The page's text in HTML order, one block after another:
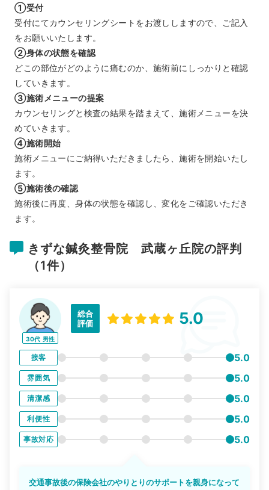
①受付
受付にてカウンセリングシートをお渡ししますので、ご記入
をお願いいたします。
②身体の状態を確認
どこの部位がどのように痛むのか、施術前にしっかりと確認
していきます。
③施術メニューの提案
カウンセリングと検査の結果を踏まえて、施術メニューを決
めていきます。
④施術開始
施術メニューにご納得いただきましたら、施術を開始いたし
ます。
⑤施術後の確認
施術後に再度、身体の状態を確認し、変化をご確認いただき
ます。
きずな鍼灸整骨院 武蔵ヶ丘院の評判
（1件）
30代 男性
総合
評価
5.0
接客 5.0
雰囲気 5.0
清潔感 5.0
利便性 5.0
事故対応 5.0
交通事故後の保険会社のやりとりのサポートを親身になって